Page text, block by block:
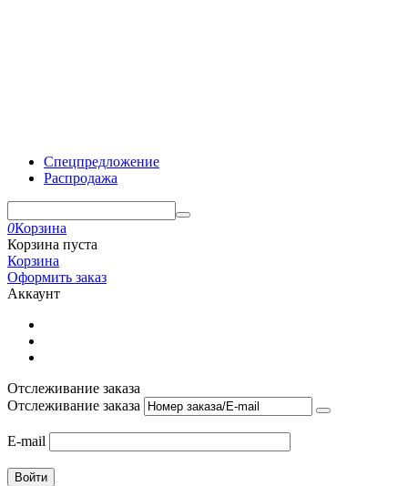
Спецпредложение
Распродажа
0Корзина
Корзина пуста
Корзина
Оформить заказ
Аккаунт
Отслеживание заказа
Отслеживание заказа
E-mail
Войти